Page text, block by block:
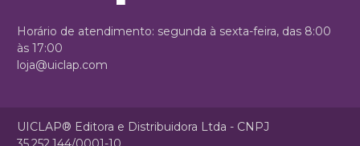
Horário de atendimento: segunda à sexta-feira, das 8:00
às 17:00
loja@uiclap.com
UICLAP® Editora e Distribuidora Ltda - CNPJ